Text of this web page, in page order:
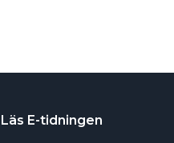
Läs E-tidningen